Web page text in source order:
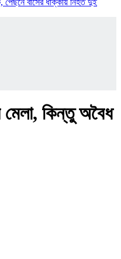
পেছনে বাসের ধাক্কায় নিহত দুই
মেলা, কিন্তু অবৈধ